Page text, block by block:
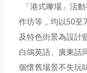
「港式嚟場」活
作坊等，均以50至
及特色街景為設計
白鴿英語、廣東話
個懷舊場景不失玩